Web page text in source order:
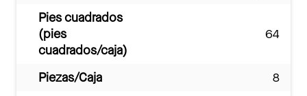
Pies cuadrados
(pies
cuadrados/caja)
64
Piezas/Caja
8